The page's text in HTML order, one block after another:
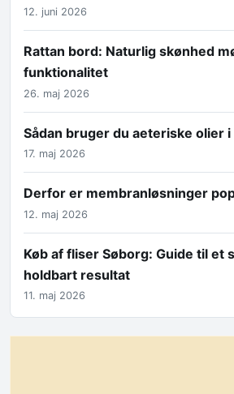
12. juni 2026
Rattan bord: Naturlig skønhed
funktionalitet
26. maj 2026
Sådan bruger du aeteriske olier
17. maj 2026
Derfor er membranløsninger
12. maj 2026
Køb af fliser Søborg: Guide til et
holdbart resultat
11. maj 2026